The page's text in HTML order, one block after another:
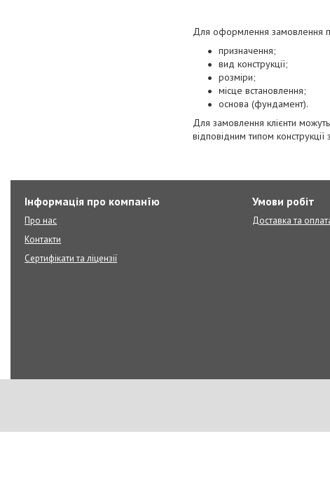
Для оформлення замовлення
призначення;
вид конструкції;
розміри;
місце встановлення;
основа (фундамент).
Для замовлення клієнти
відповідним типом
Інформація про компанїю
Про нас
Контакти
Сертифікати та ліцензії
Умови робіт
Доставка та